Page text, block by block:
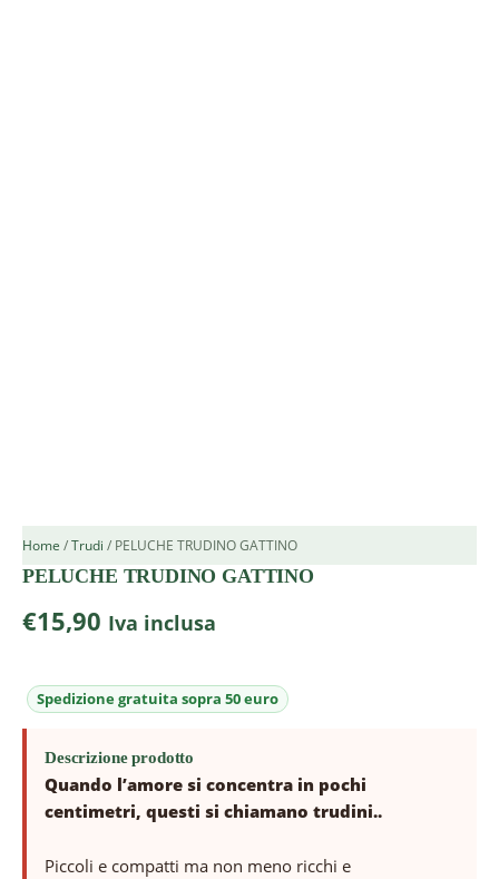
Home /Trudi / PELUCHE TRUDINO GATTINO
PELUCHE TRUDINO GATTINO
€15,90 Iva inclusa
Descrizione prodotto
Quando l’amore si concentra in pochi
centimetri, questi si chiamano trudini..
Piccoli e compatti ma non meno ricchi e